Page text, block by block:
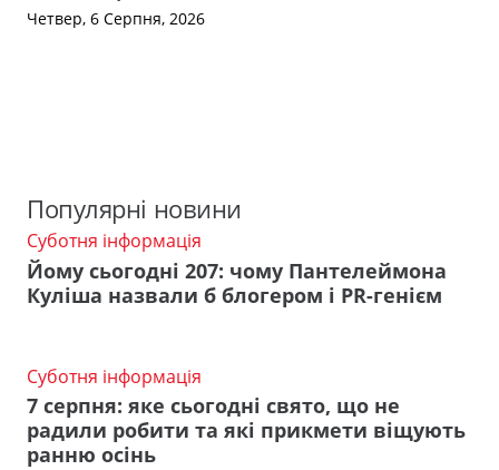
Четвер, 6 Серпня, 2026
Популярні новини
Суботня інформація
Йому сьогодні 207: чому Пантелеймона
Куліша назвали б блогером і PR-генієм
Суботня інформація
7 серпня: яке сьогодні свято, що не
радили робити та які прикмети віщують
ранню осінь